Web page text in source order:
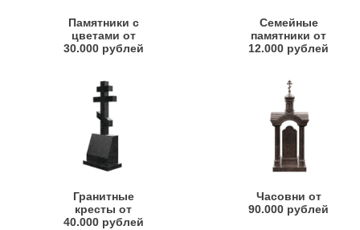
Памятники с
цветами от
30.000 рублей
Семейные
памятники от
12.000 рублей
Гранитные
кресты от
40.000 рублей
Часовни от
90.000 рублей